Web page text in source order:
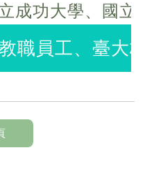
成功大學、國
職員工、臺大